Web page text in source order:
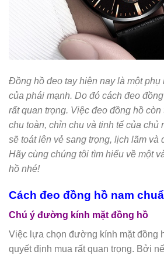
Đồng hồ đeo tay hiện nay là một phụ
của phái mạnh. Do đó cách đeo
rất quan trọng. Việc đeo đồng hồ
chu toàn, chỉn chu và tinh tế của chủ
sẽ toát lên vẻ sang trọng, lịch lãm và
Hãy cùng chúng tôi tìm hiểu về một
hồ nhé!
Cách đeo đồng hồ nam
Chú ý đường kính mặt đồng hồ
Việc lựa chọn đường kính mặt đồng
quyết định mua rất quan trọng. Bởi